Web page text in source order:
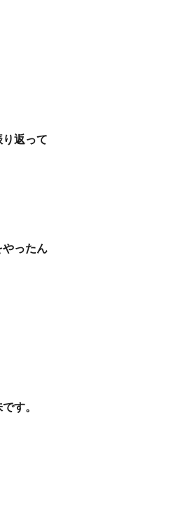
返って
やったん
す。